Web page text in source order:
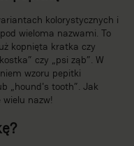
kolorystycznych i
wieloma nazwami. To
kopnięta kratka czy
czy „psi ząb”. W
wzoru pepitki
„hound's tooth”. Jak
wielu nazw!